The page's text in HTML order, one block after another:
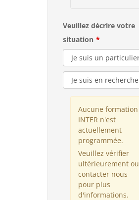
Veuillez décrire votre
situation
Aucune formation
INTER n'est
actuellement
programmée.
Veuillez vérifier
ultérieurement ou
contacter nous
pour plus
d'informations.